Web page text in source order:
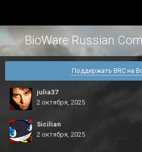
BioWare Russian
Поддержать BRC на
julia37
2 октября, 2025
Sicilian
2 октября, 2025